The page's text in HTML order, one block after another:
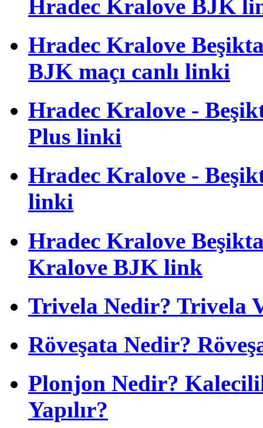
Hradec Kralove BJK
Hradec Kralove
BJK maçı canlı linki
Hradec Kralove -
Plus linki
Hradec Kralove -
linki
Hradec Kralove
Kralove BJK link
Trivela Nedir? Trivela
Röveşata Nedir?
Plonjon Nedir?
Yapılır?